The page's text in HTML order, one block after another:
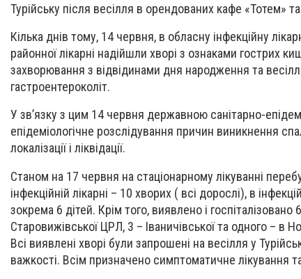
Турійську після весілля в орендованих кафе «Тотем»
Кілька днів тому, 14 червня, в обласну інфекційну
районної лікарні надійшли хворі з ознаками гострих
захворювання з відвідинами дня народження та
гастроентероколіт.
У зв’язку з цим 14 червня державною санітарно-
епідеміологічне розслідування причин виникнення
локалізації і ліквідації.
Станом на 17 червня на стаціонарному лікуванні
інфекційній лікарні – 10 хворих ( всі дорослі), в
зокрема 6 дітей. Крім того, виявлено і госпіталізовано
Старовижівської ЦРЛ, 3 – Іваничівської та одного – в
Всі виявлені хворі були запрошені на весілля у
важкості. Всім призначено симптоматичне лікування